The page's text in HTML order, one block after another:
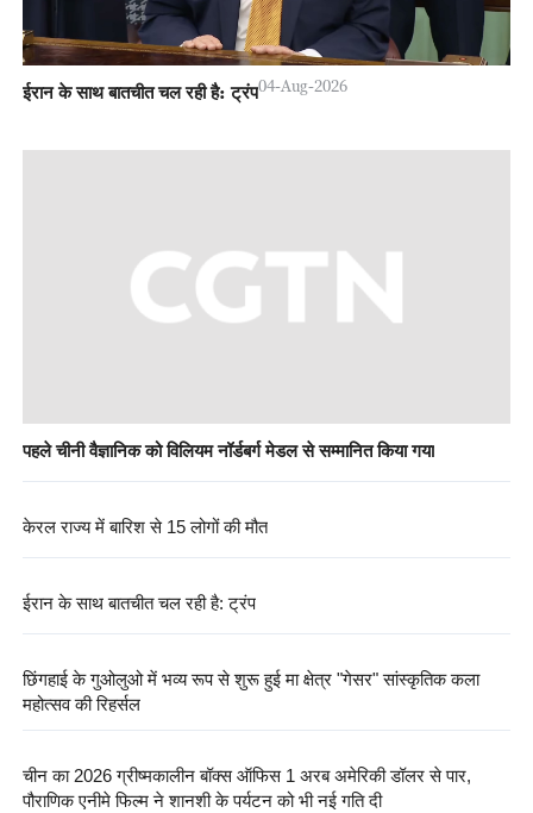
ईरान के साथ बातचीत चल रही है: ट्रंप04-Aug-2026
पहले चीनी वैज्ञानिक को विलियम नॉर्डबर्ग मेडल से सम्मानित किया गया
केरल राज्य में बारिश से 15 लोगों की मौत
ईरान के साथ बातचीत चल रही है: ट्रंप
छिंगहाई के गुओलुओ में भव्य रूप से शुरू हुई मा क्षेत्र "गेसर" सांस्कृतिक कला
महोत्सव की रिहर्सल
चीन का 2026 ग्रीष्मकालीन बॉक्स ऑफिस 1 अरब अमेरिकी डॉलर से पार,
पौराणिक एनीमे फिल्म ने शानशी के पर्यटन को भी नई गति दी